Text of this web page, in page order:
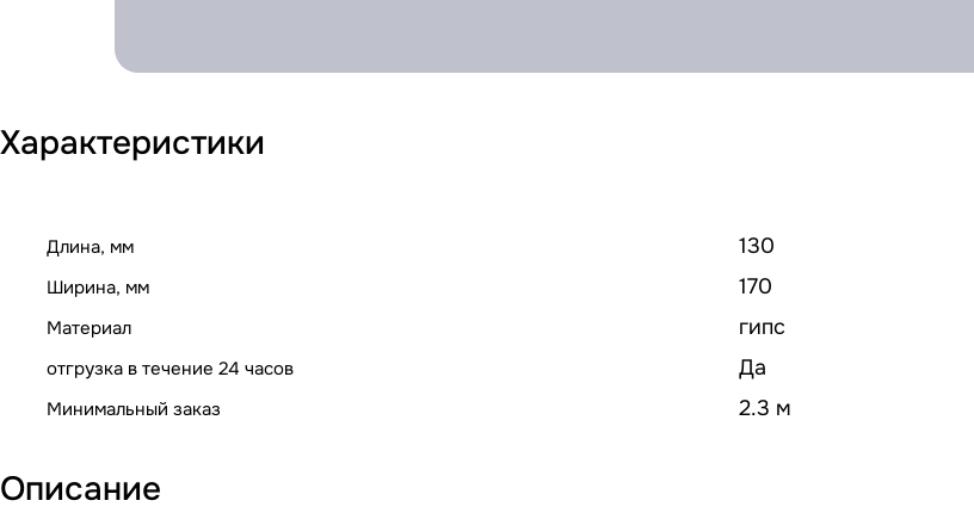
Характеристики
Длина, мм 130
Ширина, мм 170
Материал гипс
отгрузка в течение 24 часов Да
Минимальный заказ 2.3 м
Описание